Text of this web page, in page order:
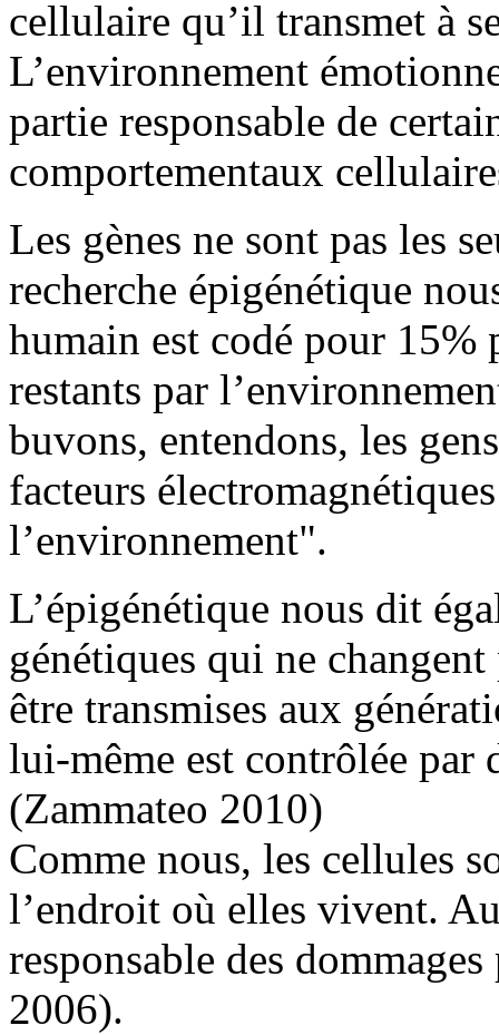
cellulaire qu’il transmet à
L’environnement
partie responsable de
comportementaux
Les gènes ne sont pas les
recherche épigénétique
humain est codé pour 15%
restants par
buvons, entendons, les
facteurs
l’environnement".
L’épigénétique nous dit
génétiques qui ne
être transmises aux
lui-même est contrôlée par
(Zammateo 2010)
Comme nous, les cellules
l’endroit où elles vivent.
responsable des
2006).